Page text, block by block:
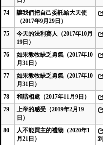
74
讓我們把自己委託給大天使
（2017年9月29日）
75
今天的法利賽人（2017年10月
19日）
76
如果教牧缺乏勇氣（2017年10
月31日）
77
如果教牧缺乏勇氣（2017年10
月31日）
78 和諧相處（2017年11月9日）
79
上帝的感受（2019年2月19
日）
80
人不能買主的禮物（2020年1
月21日）
到